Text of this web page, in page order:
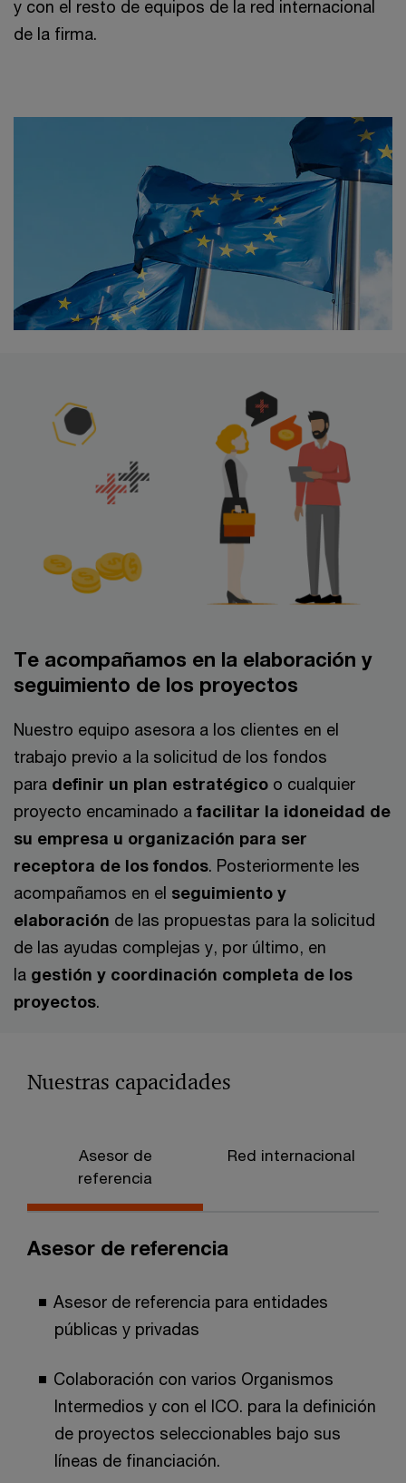
y con el resto de equipos de la red internacional
de la firma.
Te acompañamos en la elaboración y
seguimiento de los proyectos
Nuestro equipo asesora a los clientes en el
trabajo previo a la solicitud de los fondos
para definir un plan estratégico o cualquier
proyecto encaminado a facilitar la idoneidad de
su empresa u organización para ser
receptora de los fondos. Posteriormente les
acompañamos en el seguimiento y
elaboración de las propuestas para la solicitud
de las ayudas complejas y, por último, en
la gestión y coordinación completa de los
proyectos.
Nuestras capacidades
Asesor de
referencia
Red internacional
Asesor de referencia
Asesor de referencia para entidades
públicas y privadas
Colaboración con varios Organismos
Intermedios y con el ICO. para la definición
de proyectos seleccionables bajo sus
líneas de financiación.